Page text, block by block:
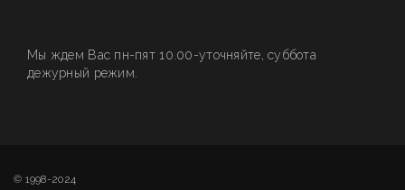
Мы ждем Вас пн-пят 10.00-уточняйте, суббота
дежурный режим.
© 1998-2024